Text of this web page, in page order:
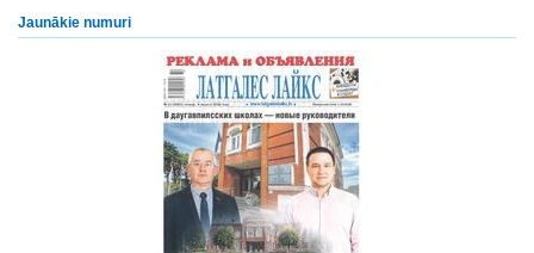
Jaunākie numuri